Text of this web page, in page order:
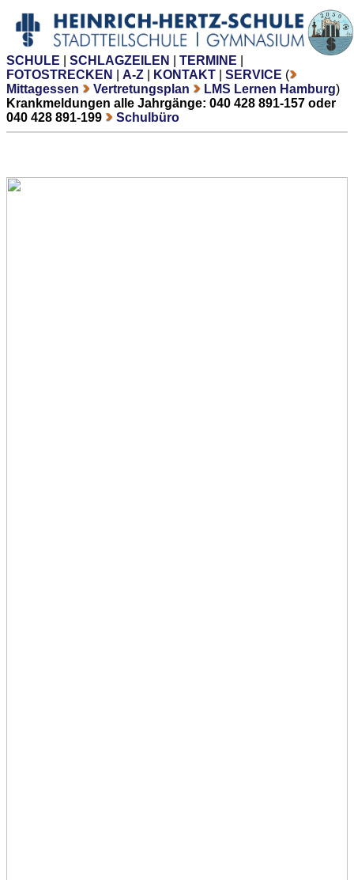
SCHULE SCHLAGZEILEN TERMINE
FOTOSTRECKEN
A-Z KONTAKT SERVICE (
Mittagessen
Vertretungsplan LMS Lernen Hamburg)
Krankmeldungen alle Jahrgänge: 040 428 891-157 oder
040 428 891-199
Schulbüro